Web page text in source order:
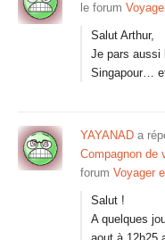
le forum
Salut Arthur,
Je pars aussi
Singapour…
YAYANAD a
Compagnon de
forum Voyager
Salut !
A quelques